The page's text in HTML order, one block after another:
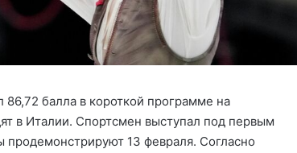
86,72 балла в короткой программе на
в Италии. Спортсмен выступал под первым
13 февраля. Согласно